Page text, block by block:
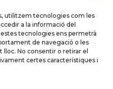
utilitzem tecnologies com les
a la informació del
tecnologies ens permetrà
de navegació o les
No consentir o retirar el
certes característiques i
a ©Columna